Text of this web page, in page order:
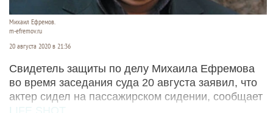
Михаил Ефремов.
m-efremov.ru
20 августа 2020 в 21:36
Свидетель защиты по делу Михаила Ефремова
во время заседания суда 20 августа заявил, что
актер сидел на пассажирском сидении, сообщает
LIFE SHOT.